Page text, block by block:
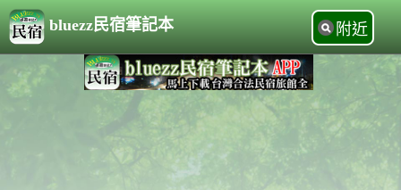
bluezz民宿筆記本 附近